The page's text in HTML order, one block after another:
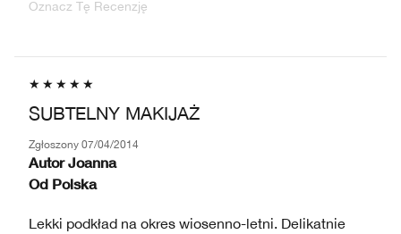
Oznacz Tę Recenzję
SUBTELNY MAKIJAŻ
Zgłoszony 07/04/2014
Autor Joanna
Od Polska
Lekki podkład na okres wiosenno-letni. Delikatnie